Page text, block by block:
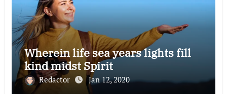
Wherein life sea years lights fill
kind midst Spirit
Redactor Jan 12, 2020